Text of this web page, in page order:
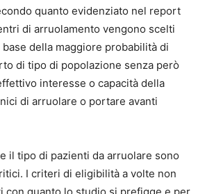
quanto evidenziato nel report
di arruolamento vengono scelti
della maggiore probabilità di
di tipo di popolazione senza però
interesse o capacità della
di arruolare o portare avanti
il tipo di pazienti da arruolare sono
I criteri di eligibilità a volte non